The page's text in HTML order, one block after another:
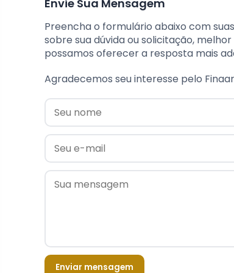
Envie Sua Mensagem
Preencha o formulário abaixo com
sobre sua dúvida ou solicitação,
possamos oferecer a resposta mais
Agradecemos seu interesse pelo
Enviar mensagem